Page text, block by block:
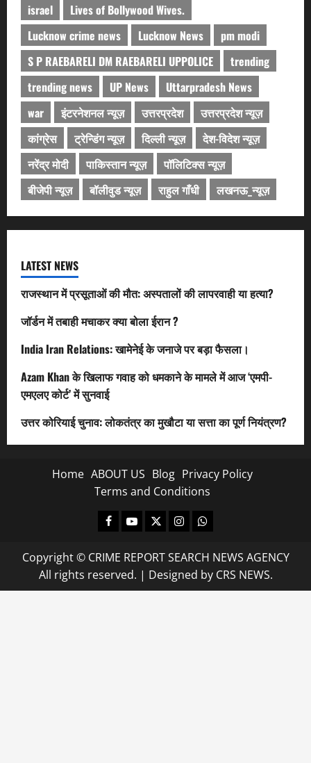
israel
Lives of Bollywood Wives.
Lucknow crime news
Lucknow News
pm modi
S P RAEBARELI DM RAEBARELI UPPOLICE
trending
trending news
UP News
Uttarpradesh News
war
इंटरनेशनल न्यूज़ उत्तरप्रदेश
उत्तरप्रदेश न्यूज़
कांग्रेस
ट्रेन्डिंग न्यूज़ दिल्ली न्यूज़
देश-विदेश न्यूज़
नरेंद्र मोदी
पाकिस्तान न्यूज़
पॉलिटिक्स न्यूज़
बीजेपी न्यूज़
बॉलीवुड न्यूज़ राहुल गाँधी लखनऊ_न्यूज़
LATEST NEWS
राजस्थान में प्रसूताओं की मौत: अस्पतालों की लापरवाही या हत्या?
जॉर्डन में तबाही मचाकर क्या बोला ईरान ?
India Iran Relations: खामेनेई के जनाजे पर बड़ा फैसला।
Azam Khan के खिलाफ गवाह को धमकाने के मामले में आज ‘एमपी-
एमएलए कोर्ट’ में सुनवाई
उत्तर कोरियाई चुनाव: लोकतंत्र का मुखौटा या सत्ता का पूर्ण नियंत्रण?
Home ABOUT US Blog Privacy Policy
Terms and Conditions
Facebook
Youtube
X InstagramWhatsapp
Copyright © CRIME REPORT SEARCH NEWS AGENCY
All rights reserved. | Designed by CRS NEWS.